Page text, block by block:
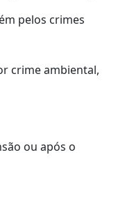
pelos crimes
crime ambiental,
ou após o